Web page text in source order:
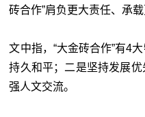
砖合作”肩负更大责任、承载
文中指，“大金砖合作”有4
持久和平；二是坚持发展
强人文交流。